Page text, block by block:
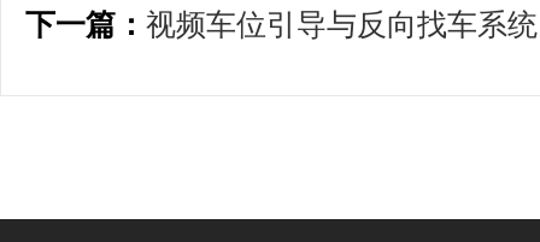
下一篇： 视频车位引导与反向找车系统